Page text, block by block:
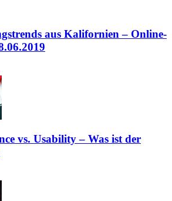
aus Kalifornien – Online-
vs. Usability – Was ist der